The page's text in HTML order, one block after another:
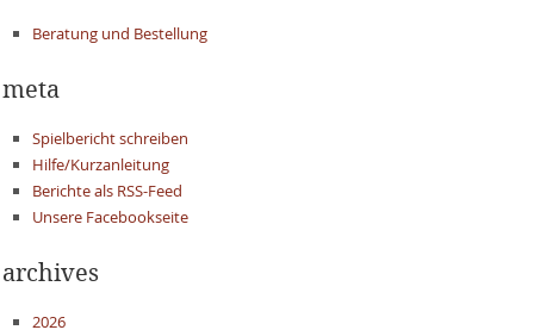
Beratung und Bestellung
meta
Spielbericht schreiben
Hilfe/Kurzanleitung
Berichte als RSS-Feed
Unsere Facebookseite
archives
2026